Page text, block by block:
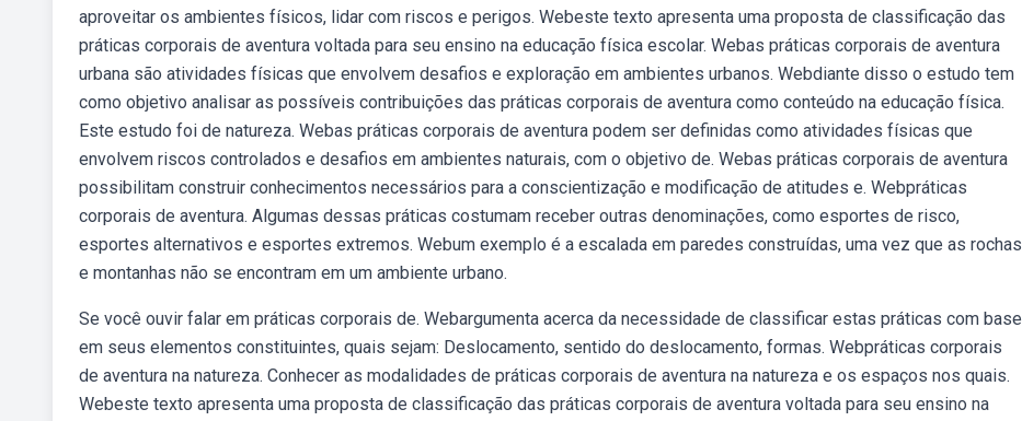
aproveitar os ambientes físicos, lidar com riscos e perigos. Webeste texto apresenta uma proposta de classificação das
práticas corporais de aventura voltada para seu ensino na educação física escolar. Webas práticas corporais de aventura
urbana são atividades físicas que envolvem desafios e exploração em ambientes urbanos. Webdiante disso o estudo tem
como objetivo analisar as possíveis contribuições das práticas corporais de aventura como conteúdo na educação física.
Este estudo foi de natureza. Webas práticas corporais de aventura podem ser definidas como atividades físicas que
envolvem riscos controlados e desafios em ambientes naturais, com o objetivo de. Webas práticas corporais de aventura
possibilitam construir conhecimentos necessários para a conscientização e modificação de atitudes e. Webpráticas
corporais de aventura. Algumas dessas práticas costumam receber outras denominações, como esportes de risco,
esportes alternativos e esportes extremos. Webum exemplo é a escalada em paredes construídas, uma vez que as rochas
e montanhas não se encontram em um ambiente urbano.
Se você ouvir falar em práticas corporais de. Webargumenta acerca da necessidade de classificar estas práticas com base
em seus elementos constituintes, quais sejam: Deslocamento, sentido do deslocamento, formas. Webpráticas corporais
de aventura na natureza. Conhecer as modalidades de práticas corporais de aventura na natureza e os espaços nos quais.
Webeste texto apresenta uma proposta de classificação das práticas corporais de aventura voltada para seu ensino na